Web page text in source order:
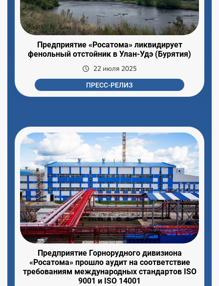
Предприятие «Росатома» ликвидирует
фенольный отстойник в Улан-Удэ (Бурятия)
22 июля 2025
ПРЕСС-РЕЛИЗ
Предприятие Горнорудного дивизиона
«Росатома» прошло аудит на соответствие
требованиям международных стандартов ISO
9001 и ISO 14001